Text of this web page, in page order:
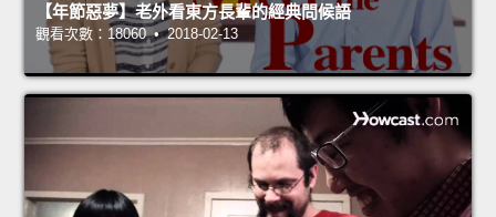
【年節惡夢】老外看東方長輩的經典問候語
觀看次數：18060 • 2018-02-13